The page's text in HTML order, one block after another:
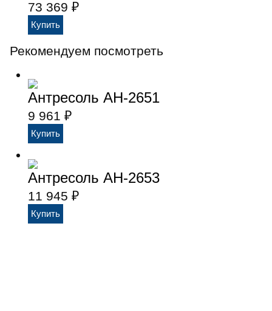
73 369 ₽
Рекомендуем посмотреть
Антресоль АН-2651
9 961 ₽
Антресоль АН-2653
11 945 ₽